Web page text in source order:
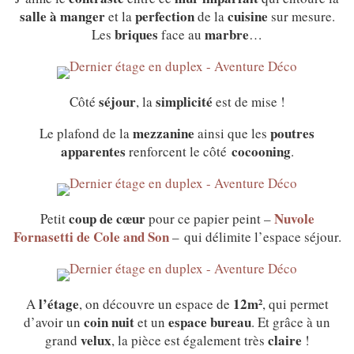
salle à mangeret laperfectionde lacuisine sur mesure.
Les briques face au marbre…
Côté séjour, lasimplicité est de mise !
Le plafond de lamezzanine ainsi que les poutres
apparentes renforcent le côté cocooning.
Petitcoup de cœurpour ce papier peint –Nuvole
Fornasetti de Cole and Son– qui délimite l’espace séjour.
Al’étage, on découvre un espace de 12m², qui permet
d’avoir un coin nuitet un espace bureau. Et grâce à un
grand velux, la pièce est également très claire !